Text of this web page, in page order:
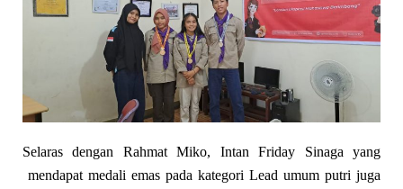
Selaras dengan Rahmat Miko, Intan Friday Sinaga yang
mendapat medali emas pada kategori Lead umum putri juga